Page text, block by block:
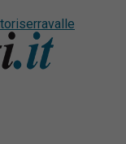
serravalle